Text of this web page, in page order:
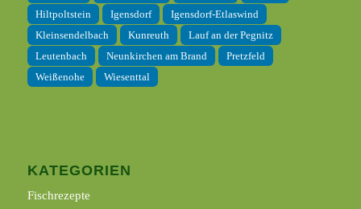
Hiltpoltstein
Igensdorf
Igensdorf-Etlaswind
Kleinsendelbach
Kunreuth
Lauf an der Pegnitz
Leutenbach
Neunkirchen am Brand
Pretzfeld
Weißenohe
Wiesenttal
KATEGORIEN
Fischrezepte